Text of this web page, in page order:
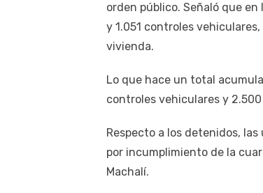
orden público. Señaló que
y 1.051 controles
vivienda.
Lo que hace un total
controles vehiculares y
Respecto a los detenidos,
por incumplimiento de la
Machalí.